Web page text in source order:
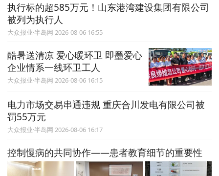
执行标的超585万元！山东港湾建设集团有限公司
被列为执行人
大众报业·半岛网 2026-08-06 16:55
酷暑送清凉 爱心暖环卫 即墨爱心
企业情系一线环卫工人
大众报业·半岛网 2026-08-06 16:15
电力市场交易串通违规 重庆合川发电有限公司被
罚55万元
大众报业·半岛网 2026-08-06 16:17
控制慢病的共同协作——患者教育细节的重要性